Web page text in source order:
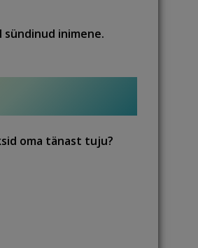
sündinud inimene.
oma tänast tuju?